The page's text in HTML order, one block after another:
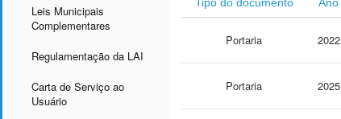
Leis Municipais
Complementares
Regulamentação da LAI
Carta de Serviço ao
Usuário
Portaria 2022
Portaria 2025